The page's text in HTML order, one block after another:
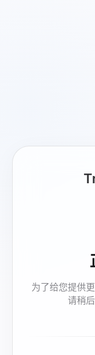
为了给您提供
请稍